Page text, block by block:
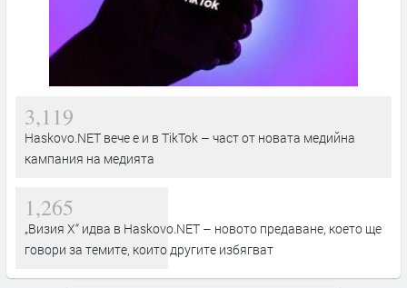
3,119
Haskovo.NET вече е и в TikTok – част от новата медийна
кампания на медията
1,265
„Визия Х“ идва в Haskovo.NET – новото предаване, което ще
говори за темите, които другите избягват